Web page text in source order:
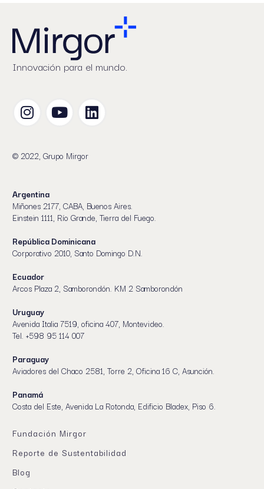
Innovación para el mundo.
© 2022, Grupo Mirgor
Argentina
Miñones 2177, CABA, Buenos Aires.
Einstein 1111, Río Grande, Tierra del Fuego.
República Dominicana
Corporativo 2010, Santo Domingo D.N.
Ecuador
Arcos Plaza 2, Samborondón. KM 2 Samborondón
Uruguay
Avenida Italia 7519, oficina 407, Montevideo.
Tel. +598 95 114 007
Paraguay
Aviadores del Chaco 2581, Torre 2, Oficina 16 C, Asunción.
Panamá
Costa del Este, Avenida La Rotonda, Edificio Bladex, Piso 6.
Fundación Mirgor
Reporte de Sustentabilidad
Blog